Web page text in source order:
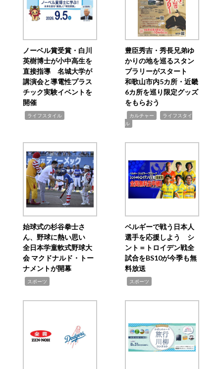
ノーベル賞受賞・白川
英樹博士が小中高生を
直接指導 名城大学が
講演会と導電性プラス
チック実験イベントを
開催
ライフスタイル
豊臣秀吉・秀長兄弟ゆ
かりの地を巡るスタン
プラリーがスタート
和歌山市内5カ所・近畿
6カ所を巡り限定グッズ
をもらおう
カルチャー
ライフスタイ
ル
始球式の杉谷拳士さ
ん、野球に熱い思い
全日本学童軟式野球大
会 マクドナルド・トー
ナメントが開幕
スポーツ
ベルギーで戦う日本人
選手を応援しよう シ
ント＝トロイデン戦全
試合をBS10が今季も無
料放送
スポーツ